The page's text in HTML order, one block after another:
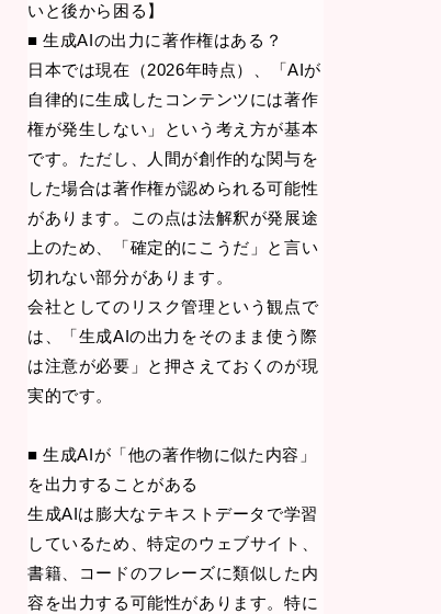
いと後から困る】
■ 生成AIの出力に著作権はある？
日本では現在（2026年時点）、「AIが
自律的に生成したコンテンツには著作
権が発生しない」という考え方が基本
です。ただし、人間が創作的な関与を
した場合は著作権が認められる可能性
があります。この点は法解釈が発展途
上のため、「確定的にこうだ」と言い
切れない部分があります。
会社としてのリスク管理という観点で
は、「生成AIの出力をそのまま使う際
は注意が必要」と押さえておくのが現
実的です。
■ 生成AIが「他の著作物に似た内容」
を出力することがある
生成AIは膨大なテキストデータで学習
しているため、特定のウェブサイト、
書籍、コードのフレーズに類似した内
容を出力する可能性があります。特に